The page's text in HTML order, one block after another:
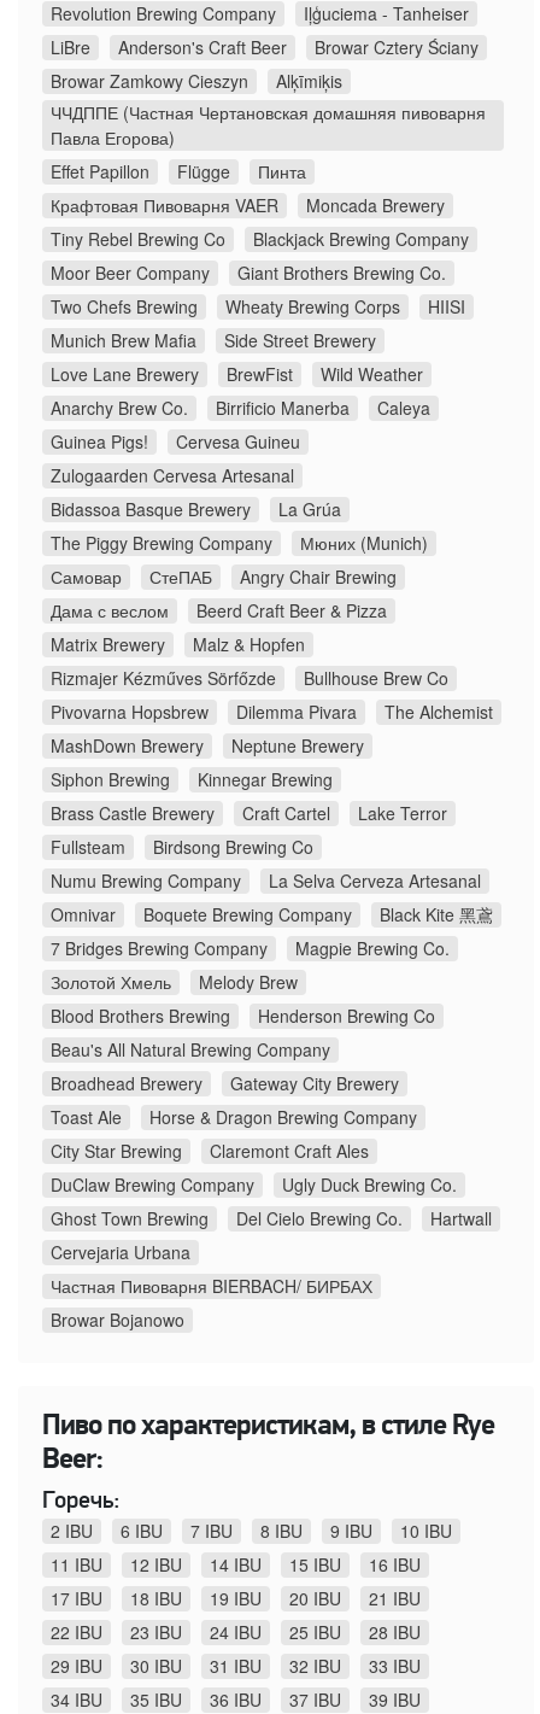
Revolution Brewing Company
Iļģuciema - Tanheiser
LiBre
Anderson's Craft Beer
Browar Cztery Ściany
Browar Zamkowy Cieszyn
Alķīmiķis
ЧЧДППЕ (Частная Чертановская домашняя пивоварня
Павла Егорова)
Effet Papillon
Flügge
Пинта
Крафтовая Пивоварня VAER
Moncada Brewery
Tiny Rebel Brewing Co
Blackjack Brewing Company
Moor Beer Company
Giant Brothers Brewing Co.
Two Chefs Brewing
Wheaty Brewing Corps
HIISI
Munich Brew Mafia
Side Street Brewery
Love Lane Brewery
BrewFist
Wild Weather
Anarchy Brew Co.
Birrificio Manerba
Caleya
Guinea Pigs!
Cervesa Guineu
Zulogaarden Cervesa Artesanal
Bidassoa Basque Brewery
La Grúa
The Piggy Brewing Company
Мюних (Munich)
Самовар
СтеПАБ
Angry Chair Brewing
Дама с веслом
Beerd Craft Beer & Pizza
Matrix Brewery
Malz & Hopfen
Rizmajer Kézműves Sörfőzde
Bullhouse Brew Co
Pivovarna Hopsbrew
Dilemma Pivara
The Alchemist
MashDown Brewery
Neptune Brewery
Siphon Brewing
Kinnegar Brewing
Brass Castle Brewery
Craft Cartel
Lake Terror
Fullsteam
Birdsong Brewing Co
Numu Brewing Company
La Selva Cerveza Artesanal
Omnivar
Boquete Brewing Company
Black Kite 黑鳶
7 Bridges Brewing Company
Magpie Brewing Co.
Золотой Хмель
Melody Brew
Blood Brothers Brewing
Henderson Brewing Co
Beau's All Natural Brewing Company
Broadhead Brewery
Gateway City Brewery
Toast Ale
Horse & Dragon Brewing Company
City Star Brewing
Claremont Craft Ales
DuClaw Brewing Company
Ugly Duck Brewing Co.
Ghost Town Brewing
Del Cielo Brewing Co.
Hartwall
Cervejaria Urbana
Частная Пивоварня BIERBACH/ БИРБАХ
Browar Bojanowo
Пиво по характеристикам, в стиле Rye
Beer:
Горечь:
2 IBU
6 IBU 7 IBU 8 IBU 9 IBU
10 IBU
11 IBU
12 IBU 14 IBU 15 IBU
16 IBU
17 IBU
18 IBU 19 IBU 20 IBU
21 IBU
22 IBU
23 IBU 24 IBU 25 IBU
28 IBU
29 IBU
30 IBU 31 IBU 32 IBU
33 IBU
34 IBU
35 IBU 36 IBU 37 IBU
39 IBU